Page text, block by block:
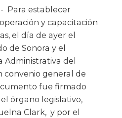
Para establecer
y capacitación
el día de ayer el
de Sonora y el
Administrativa del
convenio general de
fue firmado
órgano legislativo,
Clark, y por el